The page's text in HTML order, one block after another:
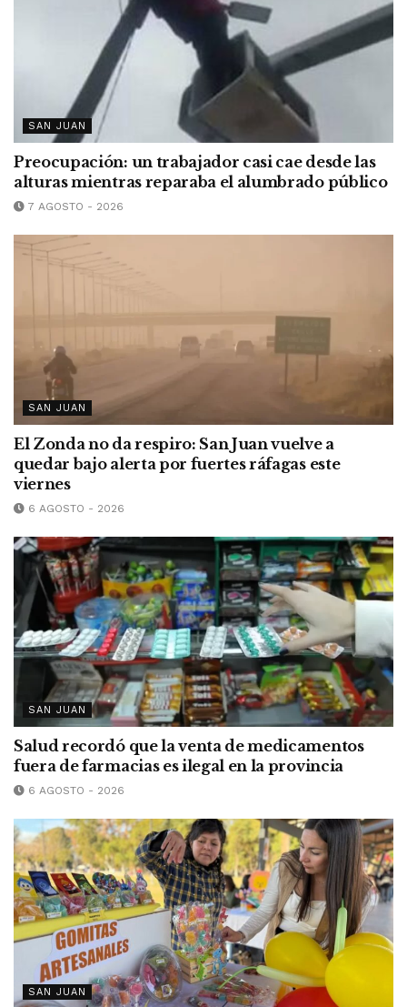
SAN JUAN
Preocupación: un trabajador casi cae desde las
alturas mientras reparaba el alumbrado público
7 AGOSTO - 2026
SAN JUAN
El Zonda no da respiro: San Juan vuelve a
quedar bajo alerta por fuertes ráfagas este
viernes
6 AGOSTO - 2026
SAN JUAN
Salud recordó que la venta de medicamentos
fuera de farmacias es ilegal en la provincia
6 AGOSTO - 2026
SAN JUAN